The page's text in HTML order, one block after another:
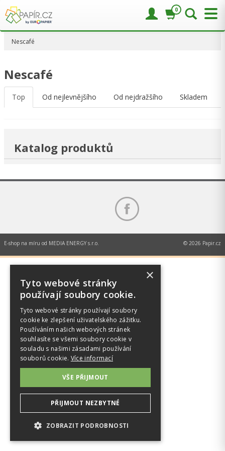
Nescafé
Nescafé
Top Od nejlevnějšího Od nejdražšího Skladem
Katalog produktů
E-shop na míru od MEDIA ENERGY s.r.o. © 2026 Papir.cz
0
×
Tyto webové stránky
používají soubory cookie.
Tyto webové stránky používají soubory
cookie ke zlepšení uživatelského zážitku.
Používáním našich webových stránek
souhlasíte se všemi soubory cookie v
souladu s našimi zásadami používání
souborů cookie. Více informací
VŠE PŘIJMOUT
PŘIJMOUT NEZBYTNÉ
ZOBRAZIT PODROBNOSTI
NEZBYTNÉ